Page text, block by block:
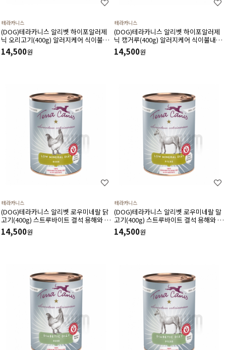
테라카니스
(DOG)테라카니스 알리벳 하이포알러제
닉 오리고기(400g) 알러지케어 식이불내
증이 있는 반려견을 위한 처방식
14,500원
테라카니스
(DOG)테라카니스 알리벳 하이포알러제
닉 캥거루(400g) 알러지케어 식이불내증
이 있는 반려견을 위한 처방식
14,500원
테라카니스
(DOG)테라카니스 알리벳 로우미네랄 닭
고기(400g) 스트루바이트 결석 용해와 재
발 감소에 도움을 주는 처방식
14,500원
테라카니스
(DOG)테라카니스 알리벳 로우미네랄 말
고기(400g) 스트루바이트 결석 용해와 재
발 감소에 도움을 주는 처방식
14,500원